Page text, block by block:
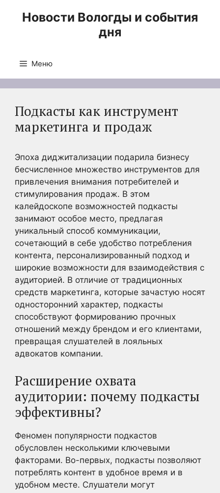
Новости Вологды и события
дня
Меню
Подкасты как инструмент
маркетинга и продаж
Эпоха диджитализации подарила бизнесу
бесчисленное множество инструментов для
привлечения внимания потребителей и
стимулирования продаж. В этом
калейдоскопе возможностей подкасты
занимают особое место, предлагая
уникальный способ коммуникации,
сочетающий в себе удобство потребления
контента, персонализированный подход и
широкие возможности для взаимодействия с
аудиторией. В отличие от традиционных
средств маркетинга, которые зачастую носят
односторонний характер, подкасты
способствуют формированию прочных
отношений между брендом и его клиентами,
превращая слушателей в лояльных
адвокатов компании.
Расширение охвата
аудитории: почему подкасты
эффективны?
Феномен популярности подкастов
обусловлен несколькими ключевыми
факторами. Во-первых, подкасты позволяют
потреблять контент в удобное время и в
удобном месте. Слушатели могут